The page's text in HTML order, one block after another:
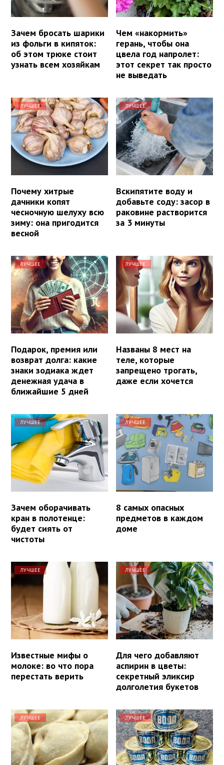
Зачем бросать шарики
из фольги в кипяток:
об этом трюке стоит
узнать всем хозяйкам
Чем «накормить»
герань, чтобы она
цвела год напролет:
этот секрет так просто
не выведать
ЛУЧШЕЕ
Почему хитрые
дачники копят
чесночную шелуху всю
зиму: она пригодится
весной
ЛУЧШЕЕ
Вскипятите воду и
добавьте соду: засор в
раковине растворится
за 3 минуты
ЛУЧШЕЕ
Подарок, премия или
возврат долга: какие
знаки зодиака ждет
денежная удача в
ближайшие 5 дней
ЛУЧШЕЕ
Названы 8 мест на
теле, которые
запрещено трогать,
даже если хочется
ЛУЧШЕЕ
Зачем оборачивать
кран в полотенце:
будет сиять от
чистоты
ЛУЧШЕЕ
8 самых опасных
предметов в каждом
доме
ЛУЧШЕЕ
Известные мифы о
молоке: во что пора
перестать верить
ЛУЧШЕЕ
Для чего добавляют
аспирин в цветы:
секретный эликсир
долголетия букетов
ЛУЧШЕЕ ЛУЧШЕЕ